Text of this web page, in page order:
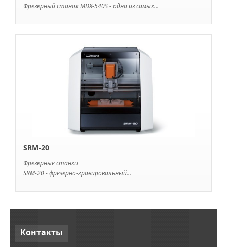
Фрезерный станок MDX-540S - одна из самых...
SRM-20
Фрезерные станки
SRM-20 - фрезерно-гравировальный...
Контакты